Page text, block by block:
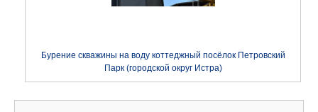
Бурение скважины на воду коттеджный посёлок Петровский
Парк (городской округ Истра)